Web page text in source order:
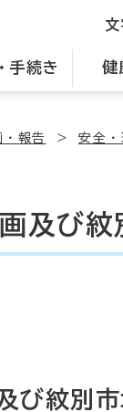
手続き 健
・報告 安全・
及び
び紋別